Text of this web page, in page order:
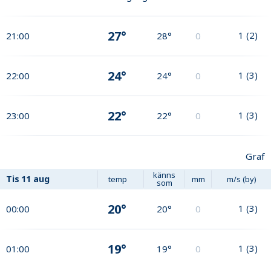
21:00 27° 28° 0 1 (2)
22:00 24° 24° 0 1 (3)
23:00 22° 22° 0 1 (3)
Graf
Tis 11 aug temp känns
som mm m/s (by)
00:00 20° 20° 0 1 (3)
01:00 19° 19° 0 1 (3)